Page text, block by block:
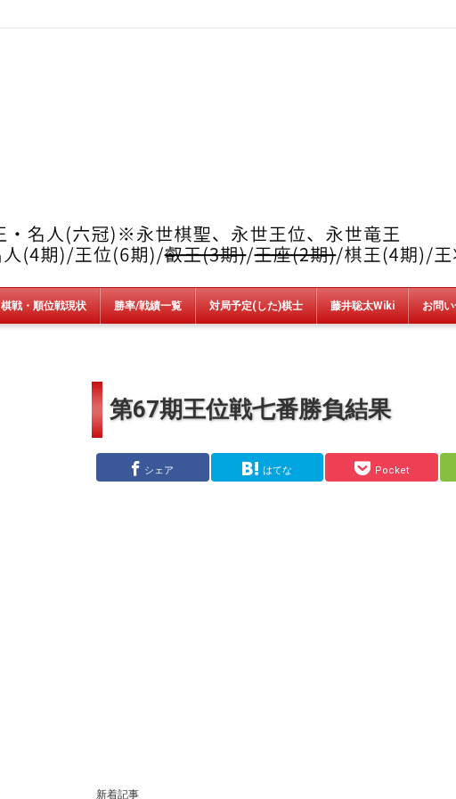
棋戦・順位戦現状 勝率/戦績一覧 対局予定(した)棋士 藤井聡太Wiki お問
第67期王位戦七番勝負結果
シェア はてな Pocket
新着記事